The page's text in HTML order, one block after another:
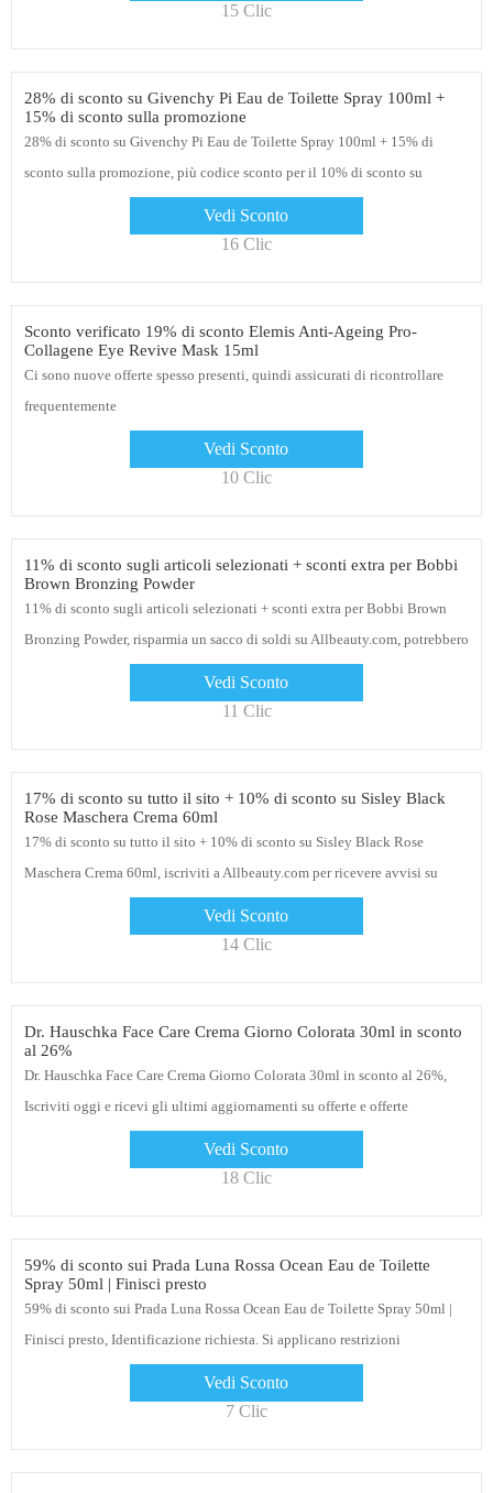
15 Clic
28% di sconto su Givenchy Pi Eau de Toilette Spray 100ml +
15% di sconto sulla promozione
28% di sconto su Givenchy Pi Eau de Toilette Spray 100ml + 15% di
sconto sulla promozione, più codice sconto per il 10% di sconto su
Vedi Sconto
16 Clic
Sconto verificato 19% di sconto Elemis Anti-Ageing Pro-
Collagene Eye Revive Mask 15ml
Ci sono nuove offerte spesso presenti, quindi assicurati di ricontrollare
frequentemente
Vedi Sconto
10 Clic
11% di sconto sugli articoli selezionati + sconti extra per Bobbi
Brown Bronzing Powder
11% di sconto sugli articoli selezionati + sconti extra per Bobbi Brown
Bronzing Powder, risparmia un sacco di soldi su Allbeauty.com, potrebbero
Vedi Sconto
11 Clic
17% di sconto su tutto il sito + 10% di sconto su Sisley Black
Rose Maschera Crema 60ml
17% di sconto su tutto il sito + 10% di sconto su Sisley Black Rose
Maschera Crema 60ml, iscriviti a Allbeauty.com per ricevere avvisi su
Vedi Sconto
14 Clic
Dr. Hauschka Face Care Crema Giorno Colorata 30ml in sconto
al 26%
Dr. Hauschka Face Care Crema Giorno Colorata 30ml in sconto al 26%,
Iscriviti oggi e ricevi gli ultimi aggiornamenti su offerte e offerte
Vedi Sconto
18 Clic
59% di sconto sui Prada Luna Rossa Ocean Eau de Toilette
Spray 50ml | Finisci presto
59% di sconto sui Prada Luna Rossa Ocean Eau de Toilette Spray 50ml |
Finisci presto, Identificazione richiesta. Si applicano restrizioni
Vedi Sconto
7 Clic